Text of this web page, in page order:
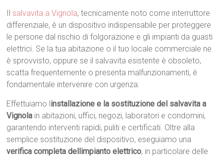
salvavita a Vignola, tecnicamente noto come interruttore
differenziale, è un dispositivo indispensabile per proteggere
le persone dal rischio di folgorazione e gli impianti da guasti
elettrici. Se la tua abitazione o il tuo locale commerciale ne
è sprovvisto, oppure se il salvavita esistente è obsoleto,
scatta frequentemente o presenta malfunzionamenti, è
fondamentale intervenire con urgenza.
Effettuiamo l installazione e la sostituzione del salvavita a
Vignola in abitazioni, uffici, negozi, laboratori e condomini,
garantendo interventi rapidi, puliti e certificati. Oltre alla
semplice sostituzione del dispositivo, eseguiamo una
verifica completa dellimpianto elettrico, in particolare delle